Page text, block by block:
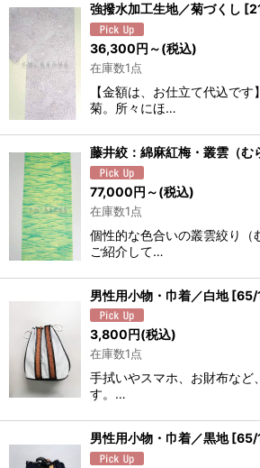
強撥水加工生地／菊づくし [
36,300円 ～(税込)
在庫数1点
【金額は、お仕立て代込で
菊。所々にほ…
藤井絞：綿麻紅梅・叢雲（む
77,000円 ～(税込)
在庫数1点
個性的な色合いの叢雲絞り（
ご紹介して…
男性用小物・巾着／白地 [65/
3,800円(税込)
在庫数1点
手拭いやスマホ、お財布な
す。…
男性用小物・巾着／黒地 [65/